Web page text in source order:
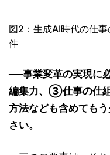
図2：生成AI時代の仕
件
──事業変革の実現
編集力、③仕事の仕
方法なども含めても
さい。